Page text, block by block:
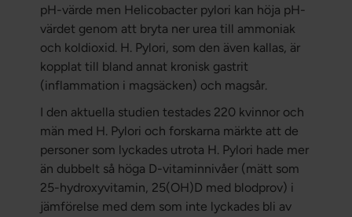
pH-värde men Helicobacter pylori kan höja pH-
värdet genom att bryta ner urea till ammoniak
och koldioxid. H. Pylori, som den även kallas, är
kopplat till bland annat kronisk gastrit
(inflammation i magsäcken) och magsår.
I den aktuella studien testades 220 kvinnor och
män med H. Pylori och forskarna märkte att de
personer som lyckades utrota H. Pylori hade mer
än dubbelt så höga D-vitaminnivåer (mätt som
25-hydroxyvitamin, 25(OH)D med blodprov) i
jämförelse med dem som inte lyckades bli av